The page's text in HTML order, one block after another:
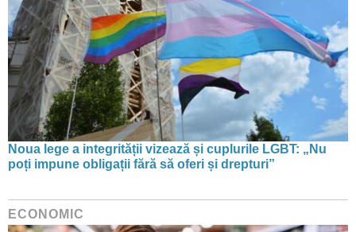
Noua lege a integrității vizează și cuplurile LGBT: „Nu
poți impune obligații fără să oferi și drepturi”
ECONOMIC